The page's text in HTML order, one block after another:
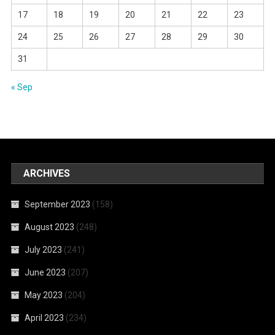
17 18 19 20 21 22 23
24 25 26 27 28 29 30
31
« Sep
ARCHIVES
September 2023 (158)
August 2023 (248)
July 2023 (241)
June 2023 (207)
May 2023 (204)
April 2023 (234)